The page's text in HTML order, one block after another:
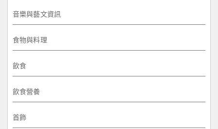
音樂與藝文資訊
食物與料理
飲食
飲食營養
首飾